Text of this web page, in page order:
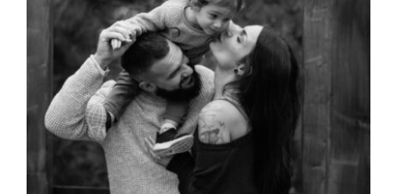
SOLTAR desde las
Constelaciones
Familiares
Blog Constelaciones familiares